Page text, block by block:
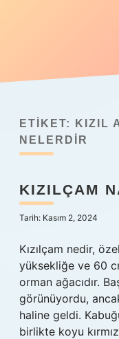
Anasayfa
Yasal Uyarı
ETIKET:
KIZIL
NELERDIR
KIZILÇAM
Tarih: Kasım 2, 2024
Kızılçam nedir,
yüksekliğe ve 60
orman ağacıdır.
görünüyordu,
haline geldi.
birlikte koyu